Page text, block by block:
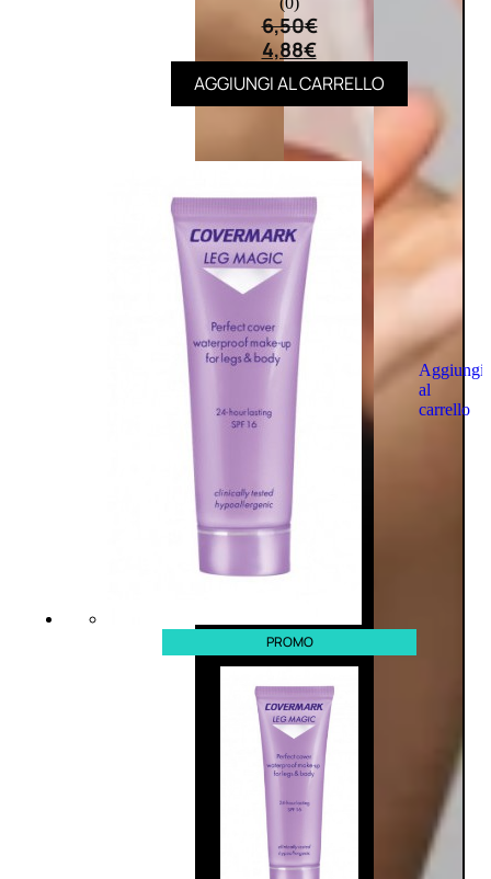
Aggiungi
al
carrello
6,50€
4,88€
AGGIUNGI AL CARRELLO
PROMO